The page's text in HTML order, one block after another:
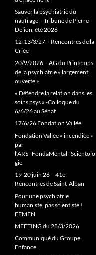
Sauver la psychiatrie du
naufrage – Tribune de Pierre
Delion, été 2026
12-13/3/27 – Rencontres de la
Criée
20/9/2026 – AG du Printemps
de la psychiatrie « largement
ouverte »
« Défendre la relation dans les
soins psys » -Colloque du
6/6/26 au Sénat
17/6/26 Fondation Vallée
Fondation Vallée « incendiée »
par
l’ARS+FondaMental+Scientolo
gie
19-20 juin 26 – 41e
Rencontres de Saint-Alban
Pour une psychiatrie
humaniste, pas scientiste !
FEMEN
MEETING du 28/3/2026
Communiqué du Groupe
Enfance